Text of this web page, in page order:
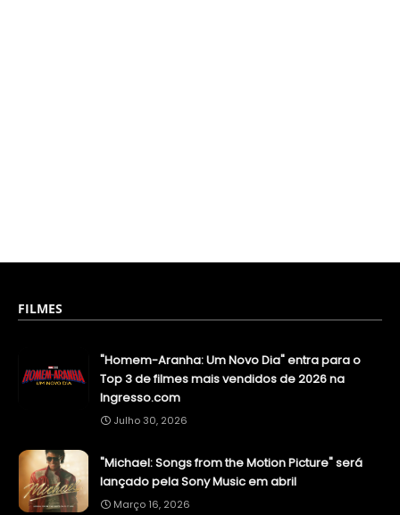
FILMES
"Homem-Aranha: Um Novo Dia" entra para o
Top 3 de filmes mais vendidos de 2026 na
Ingresso.com
Julho 30, 2026
"Michael: Songs from the Motion Picture" será
lançado pela Sony Music em abril
Março 16, 2026